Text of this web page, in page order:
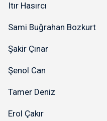
Itır Hasırcı
Sami Buğrahan Bozkurt
Şakir Çınar
Şenol Can
Tamer Deniz
Erol Çakır